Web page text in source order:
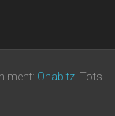
Onabitz. Tots